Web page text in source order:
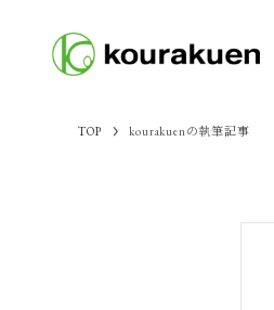
TOP kourakuenの執筆記事